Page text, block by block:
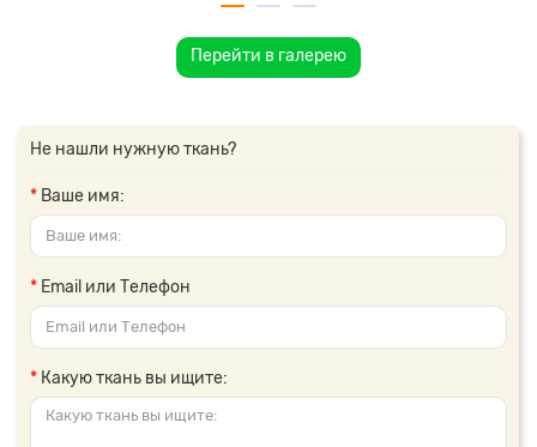
Перейти в галерею
Не нашли нужную ткань?
Ваше имя:
Email или Телефон
Какую ткань вы ищите: